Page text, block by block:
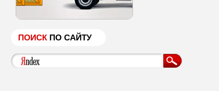
ПОИСКПО САЙТУ